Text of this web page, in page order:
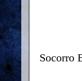
Socorro